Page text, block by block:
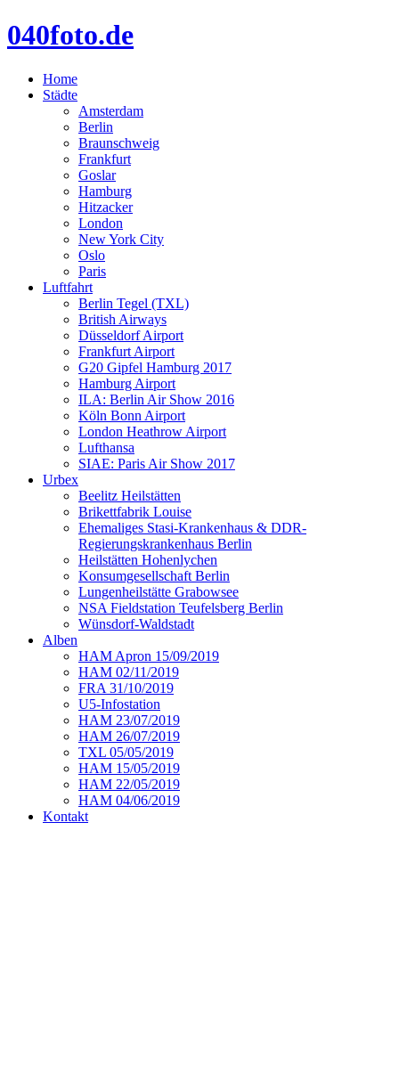
040foto.de
Home
Städte
Amsterdam
Berlin
Braunschweig
Frankfurt
Goslar
Hamburg
Hitzacker
London
New York City
Oslo
Paris
Luftfahrt
Berlin Tegel (TXL)
British Airways
Düsseldorf Airport
Frankfurt Airport
G20 Gipfel Hamburg 2017
Hamburg Airport
ILA: Berlin Air Show 2016
Köln Bonn Airport
London Heathrow Airport
Lufthansa
SIAE: Paris Air Show 2017
Urbex
Beelitz Heilstätten
Brikettfabrik Louise
Ehemaliges Stasi-Krankenhaus & DDR-
Regierungskrankenhaus Berlin
Heilstätten Hohenlychen
Konsumgesellschaft Berlin
Lungenheilstätte Grabowsee
NSA Fieldstation Teufelsberg Berlin
Wünsdorf-Waldstadt
Alben
HAM Apron 15/09/2019
HAM 02/11/2019
FRA 31/10/2019
U5-Infostation
HAM 23/07/2019
HAM 26/07/2019
TXL 05/05/2019
HAM 15/05/2019
HAM 22/05/2019
HAM 04/06/2019
Kontakt